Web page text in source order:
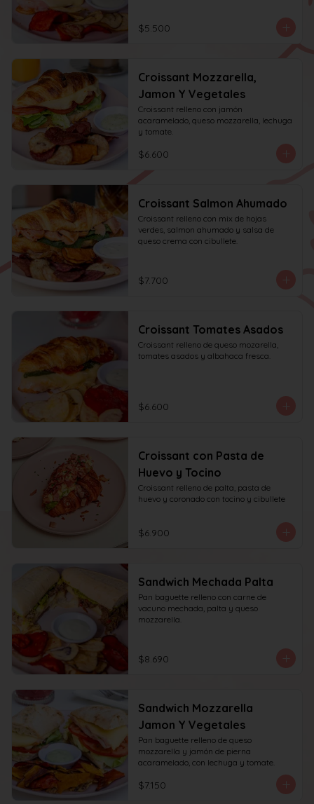
$5.500
Croissant Mozzarella,
Jamon Y Vegetales
Croissant relleno con jamón
acaramelado, queso mozzarella, lechuga
y tomate.
$6.600
Croissant Salmon Ahumado
Croissant relleno con mix de hojas
verdes, salmon ahumado y salsa de
queso crema con cibullete.
$7.700
Croissant Tomates Asados
Croissant relleno de queso mozarella,
tomates asados y albahaca fresca.
$6.600
Croissant con Pasta de
Huevo y Tocino
Croissant relleno de palta, pasta de
huevo y coronado con tocino y cibullete
$6.900
Sandwich Mechada Palta
Pan baguette relleno con carne de
vacuno mechada, palta y queso
mozzarella.
$8.690
Sandwich Mozzarella
Jamon Y Vegetales
Pan baguette relleno de queso
mozzarella y jamón de pierna
acaramelado, con lechuga y tomate.
$7.150